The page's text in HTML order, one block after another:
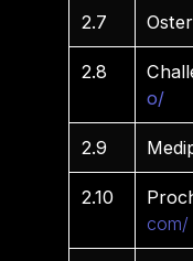
2.7
2.8
o/
2.9
2.10
com/